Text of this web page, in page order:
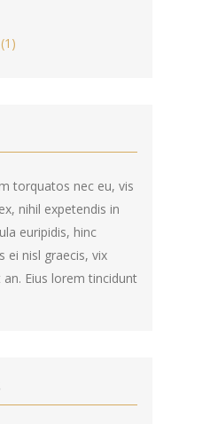
(1)
torquatos nec eu, vis
nihil expetendis in
euripidis, hinc
ei nisl graecis, vix
Eius lorem tincidunt